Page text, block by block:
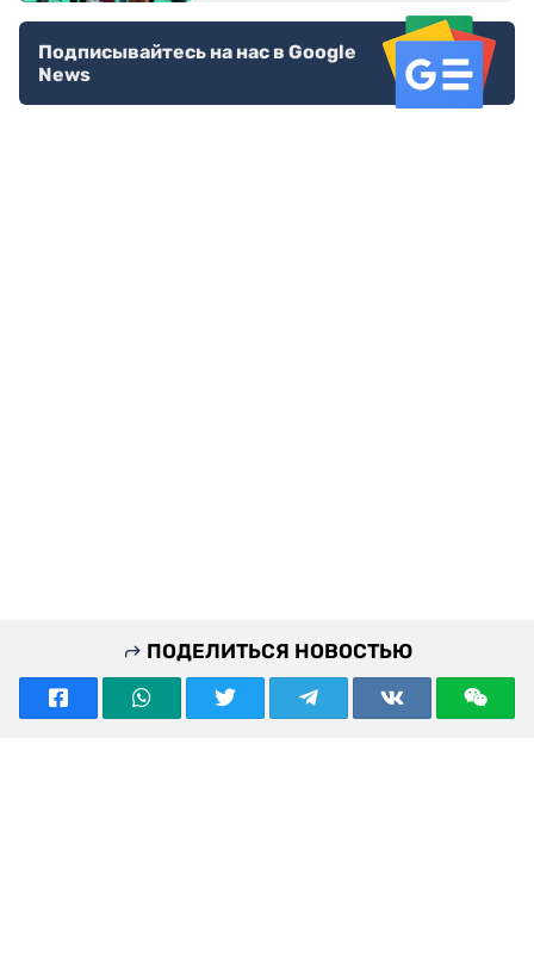
Подписывайтесь на нас в Google
News
ПОДЕЛИТЬСЯ НОВОСТЬЮ